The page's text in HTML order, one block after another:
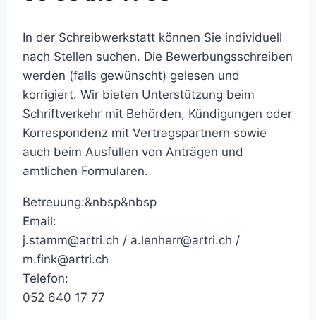
In der Schreibwerkstatt können Sie individuell
nach Stellen suchen. Die Bewerbungsschreiben
werden (falls gewünscht) gelesen und
korrigiert. Wir bieten Unterstützung beim
Schriftverkehr mit Behörden, Kündigungen oder
Korrespondenz mit Vertragspartnern sowie
auch beim Ausfüllen von Anträgen und
amtlichen Formularen.
Betreuung:&nbsp&nbsp
Email:
j.stamm@artri.ch / a.lenherr@artri.ch /
m.fink@artri.ch
Telefon:
052 640 17 77